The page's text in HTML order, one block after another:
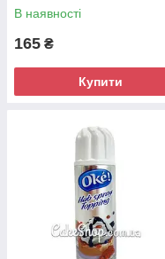
В наявності
165 ₴
Купити